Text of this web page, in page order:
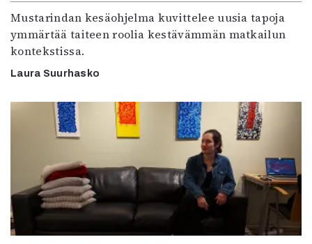
Mustarindan kesäohjelma kuvittelee uusia tapoja
ymmärtää taiteen roolia kestävämmän matkailun
kontekstissa.
Laura Suurhasko